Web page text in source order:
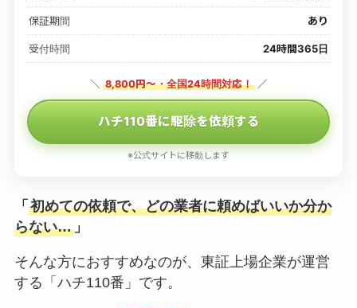
保証期間 あり
受付時間 24時間365日
＼ 8,800円〜・全国24時間対応！ ／
ハチ110番に駆除を依頼する
※公式サイトに移動します
「 初めての依頼で、どの業者に頼めばいいか分か
らない…」
そんな方におすすめなのが、東証上場企業が運営
する「ハチ110番」です。